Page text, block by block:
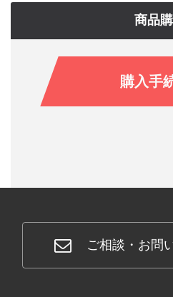
商品
購入手
ご相談・お問